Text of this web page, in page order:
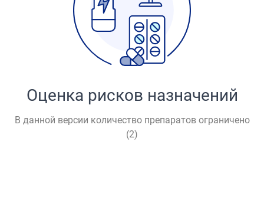
Оценка рисков назначений
В данной версии количество препаратов ограничено
(2)